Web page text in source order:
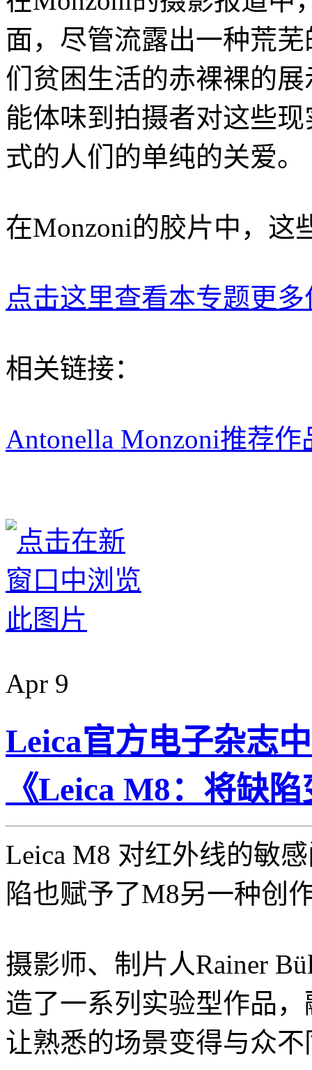
面，尽管流露出一种荒
们贫困生活的赤裸裸的
能体味到拍摄者对这些
式的人们的单纯的关爱。
在Monzoni的胶片中，这
点击这里查看本专题更多
相关链接：
Antonella Monzoni推荐作
Apr 9
Leica官方电子杂志
《Leica M8：将缺
Leica M8 对红外线的敏
陷也赋予了M8另一种
摄影师、制片人Rainer
造了一系列实验型作品
让熟悉的场景变得与众不